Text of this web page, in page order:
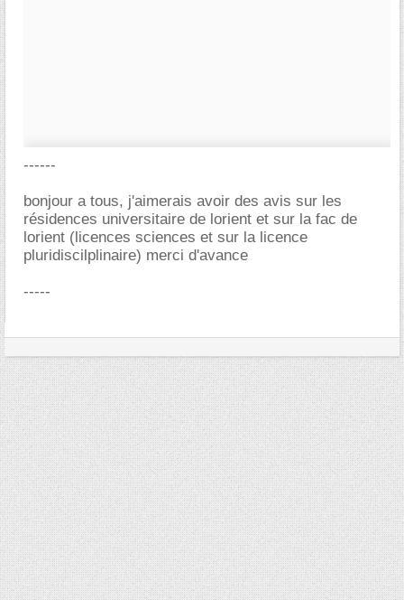
------
bonjour a tous, j'aimerais avoir des avis sur les
résidences universitaire de lorient et sur la fac de
lorient (licences sciences et sur la licence
pluridiscilplinaire) merci d'avance
-----